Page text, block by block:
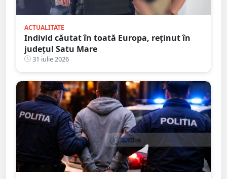
ACTUALITATE
Individ căutat în toată Europa, reținut în
județul Satu Mare
31 iulie 2026